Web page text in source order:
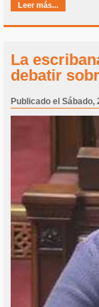
Leer más...
La
debatir
Publicado el Sábado,